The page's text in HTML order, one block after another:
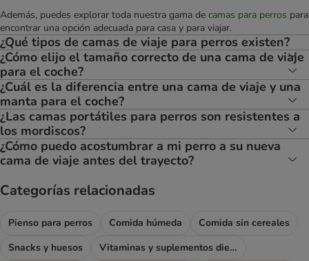
Además, puedes explorar toda nuestra gama de camas para perros para
encontrar una opción adecuada para casa y para viajar.
¿Qué tipos de camas de viaje para perros existen?
¿Cómo elijo el tamaño correcto de una cama de viaje
para el coche?
¿Cuál es la diferencia entre una cama de viaje y una
manta para el coche?
¿Las camas portátiles para perros son resistentes a
los mordiscos?
¿Cómo puedo acostumbrar a mi perro a su nueva
cama de viaje antes del trayecto?
Categorías relacionadas
Pienso para perros Comida húmeda
Comida sin cereales
Snacks y huesos
Vitaminas y suplementos dietéticos